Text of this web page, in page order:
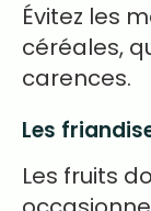
Évitez les
céréales,
carences.
Les
Les fruits